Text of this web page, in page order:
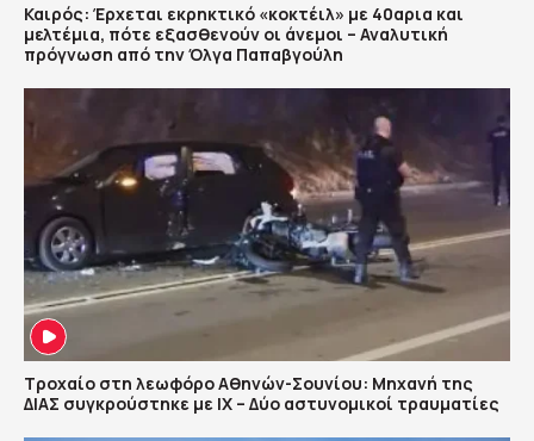
Καιρός: Έρχεται εκρηκτικό «κοκτέιλ» με 40αρια και
μελτέμια, πότε εξασθενούν οι άνεμοι – Αναλυτική
πρόγνωση από την Όλγα Παπαβγούλη
Τροχαίο στη λεωφόρο Αθηνών-Σουνίου: Μηχανή της
ΔΙΑΣ συγκρούστηκε με ΙΧ – Δύο αστυνομικοί τραυματίες